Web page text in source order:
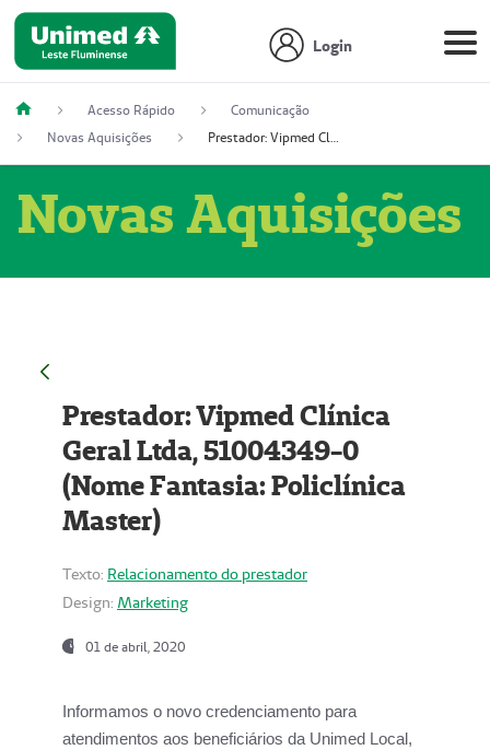
Login
Acesso Rápido
Comunicação
Novas Aquisições
Prestador: Vipmed Clínica Geral Ltda, 51004349-0 (Nome Fantasia: Policlínica Master)
Novas Aquisições
Prestador: Vipmed Clínica
Geral Ltda, 51004349-0
(Nome Fantasia: Policlínica
Master)
Texto: Relacionamento do prestador
Design: Marketing
01 de abril, 2020
Informamos o novo credenciamento para
atendimentos aos beneficiários da Unimed Local,